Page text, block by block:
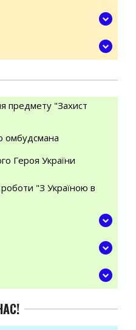
предмету "Захист
омбудсмана
Героя України
"З Україною в